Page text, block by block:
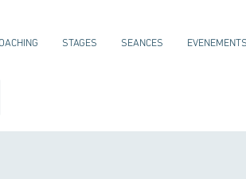
STAGES SEANCES EVENEMENTS